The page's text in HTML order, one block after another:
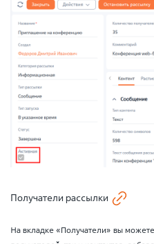
Получатели рассылки
На вкладке «Получатели» вы